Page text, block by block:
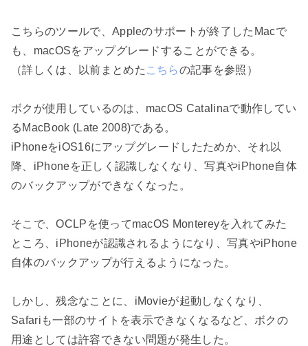
こちらのツールで、Appleのサポートが終了したMacで
も、macOSをアップグレードすることができる。
（詳しくは、以前まとめた こちらの記事を参照）
ボクが使用しているのは、macOS Catalinaで動作してい
るMacBook (Late 2008)である。
iPhoneをiOS16にアップグレードしたためか、それ以
降、iPhoneを正しく認識しなくなり、写真やiPhone自体
のバックアップができなくなった。
そこで、OCLPを使ってmacOS Montereyを入れてみた
ところ、iPhoneが認識されるようになり、写真やiPhone
自体のバックアップが行えるようになった。
しかし、残念なことに、iMovieが起動しなくなり、
Safariも一部のサイトを表示できなくなるなど、ボクの
用途としては許容できない問題が発生した。